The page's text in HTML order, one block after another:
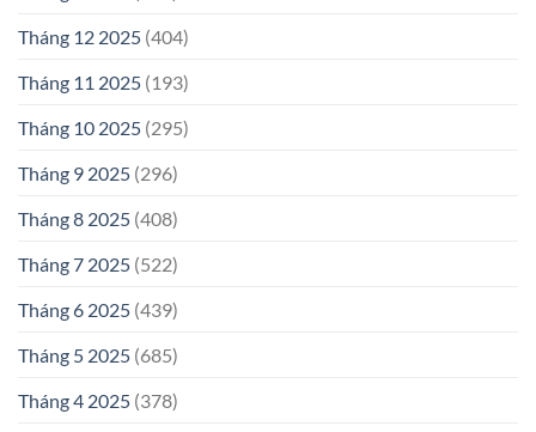
Tháng 12 2025 (404)
Tháng 11 2025 (193)
Tháng 10 2025 (295)
Tháng 9 2025 (296)
Tháng 8 2025 (408)
Tháng 7 2025 (522)
Tháng 6 2025 (439)
Tháng 5 2025 (685)
Tháng 4 2025 (378)